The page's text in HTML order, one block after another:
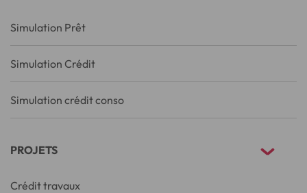
Simulation Prêt
Simulation Crédit
Simulation crédit conso
PROJETS
Crédit travaux